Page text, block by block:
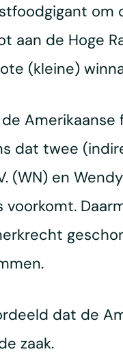
om
aan de Hoge
(kleine)
dat twee
en
dat de
zaak.